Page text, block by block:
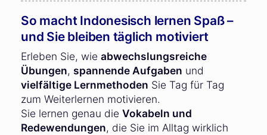
So macht Indonesisch lernen Spaß –
und Sie bleiben täglich motiviert
Erleben Sie, wie abwechslungsreiche
Übungen, spannende Aufgaben und
vielfältige Lernmethoden Sie Tag für Tag
zum Weiterlernen motivieren.
Sie lernen genau die Vokabeln und
Redewendungen, die Sie im Alltag wirklich